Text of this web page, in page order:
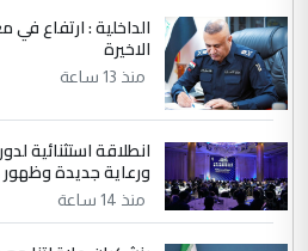
ابا فرات ...
الموضوع :
الجواهري يرد على
مضجعيك يابن الزنا (نص كامل)
سردار
التعليق : واحد من عصابة
جنسية الرافد الثالث
الداخلية : ارتفاع
الاخيرة
منذ 13 ساعة
انطلاقة استثنائية
ورعاية جديدة
منذ 14 ساعة